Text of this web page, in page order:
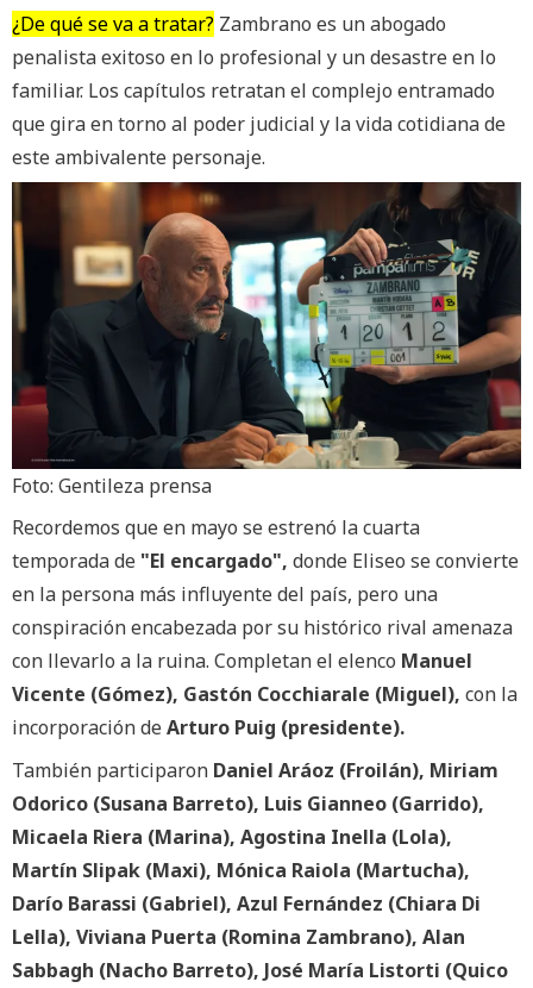
¿De qué se va a tratar? Zambrano es un abogado
penalista exitoso en lo profesional y un desastre en lo
familiar. Los capítulos retratan el complejo entramado
que gira en torno al poder judicial y la vida cotidiana de
este ambivalente personaje.
Foto: Gentileza prensa
Recordemos que en mayo se estrenó la cuarta
temporada de "El encargado", donde Eliseo se convierte
en la persona más influyente del país, pero una
conspiración encabezada por su histórico rival amenaza
con llevarlo a la ruina. Completan el elenco Manuel
Vicente (Gómez), Gastón Cocchiarale (Miguel), con la
incorporación deArturo Puig (presidente).
También participaron Daniel Aráoz (Froilán), Miriam
Odorico (Susana Barreto), Luis Gianneo (Garrido),
Micaela Riera (Marina), Agostina Inella (Lola),
Martín Slipak (Maxi), Mónica Raiola (Martucha),
Darío Barassi (Gabriel), Azul Fernández (Chiara Di
Lella), Viviana Puerta (Romina Zambrano), Alan
Sabbagh (Nacho Barreto), José María Listorti (Quico